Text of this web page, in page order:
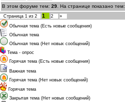
В этом форуме тем: 29 . На странице показано тем:
Страница 1 из 2 1 2
»
Обычная тема (Есть новые сообщения)
Обычная тема
Обычная тема (Нет новых сообщений)
Тема - опрос
Горячая тема (Есть новые сообщения)
Важная тема
Горячая тема (Нет новых сообщений)
Горячая тема
Закрытая тема (Нет новых сообщений)